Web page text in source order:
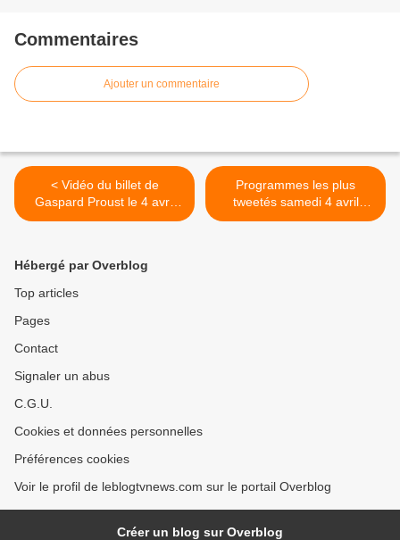
Commentaires
Ajouter un commentaire
< Vidéo du billet de
Gaspard Proust le 4 avril
dans Salut les Terriens.
Programmes les plus
tweetés samedi 4 avril
(Followatch). >
Hébergé par Overblog
Top articles
Pages
Contact
Signaler un abus
C.G.U.
Cookies et données personnelles
Préférences cookies
Voir le profil de leblogtvnews.com sur le portail Overblog
Créer un blog sur Overblog